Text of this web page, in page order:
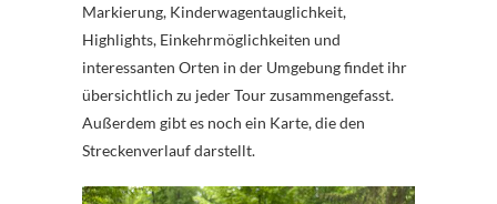
Markierung, Kinderwagentauglichkeit,
Highlights, Einkehrmöglichkeiten und
interessanten Orten in der Umgebung findet ihr
übersichtlich zu jeder Tour zusammengefasst.
Außerdem gibt es noch ein Karte, die den
Streckenverlauf darstellt.